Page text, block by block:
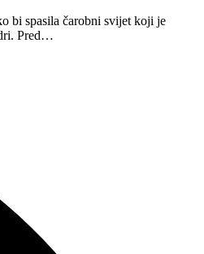
bi spasila čarobni svijet koji je
Pred…